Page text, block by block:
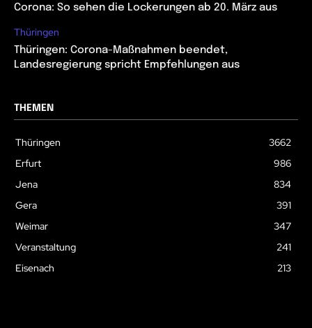
Corona: So sehen die Lockerungen ab 20. März aus
Thüringen
Thüringen: Corona-Maßnahmen beendet,
Landesregierung spricht Empfehlungen aus
THEMEN
Thüringen
3662
Erfurt
986
Jena
834
Gera
391
Weimar
347
Veranstaltung
241
Eisenach
213